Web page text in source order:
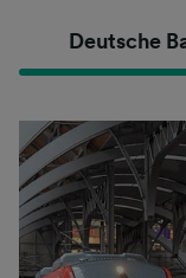
Deutsche